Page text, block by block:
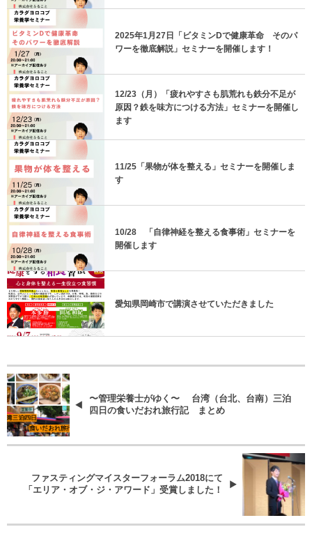
2025年1月27日「ビタミンDで健康革命 そのパ
ワーを徹底解説」セミナーを開催します！
12/23（月）「疲れやすさも肌荒れも鉄分不足が
原因？鉄を味方につける方法」セミナーを開催し
ます
11/25「果物が体を整える」セミナーを開催しま
す
10/28 「自律神経を整える食事術」セミナーを
開催します
愛知県岡崎市で講演させていただきました
〜管理栄養士がゆく〜 台湾（台北、台南）三泊
四日の食いだおれ旅行記 まとめ
ファスティングマイスターフォーラム2018にて
「エリア・オブ・ジ・アワード」受賞しました！